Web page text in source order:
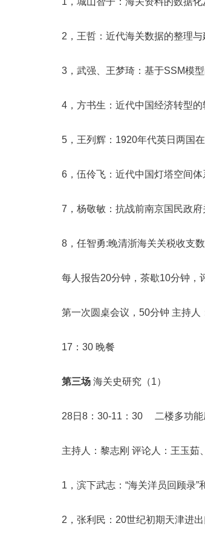
2，王哲：近代海关数据的整理
3，武强、王梦琦：基于SSM模
4，方书生：近代中国经济转型
5，王列辉：1920年代英日两国
6，伍伶飞：近代中国灯塔空间体
7，杨敬敏：抗战前南京国民政
8，任智勇:晚清浙海关关税收支
每人报告20分钟，茶歇10分钟，
第一次圆桌会议，50分钟 主持人
17：30 晚餐
第三场 海关史研究（1）
28日8：30-11：30 二楼多功能
主持人：黎志刚 评论人：王玉茹
1，滨下武志：“海关洋员回顾录”
2，张利民：20世纪初期天津进